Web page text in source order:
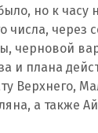
но к часу
числа, через
черновой
и плана
Верхнего,
а также